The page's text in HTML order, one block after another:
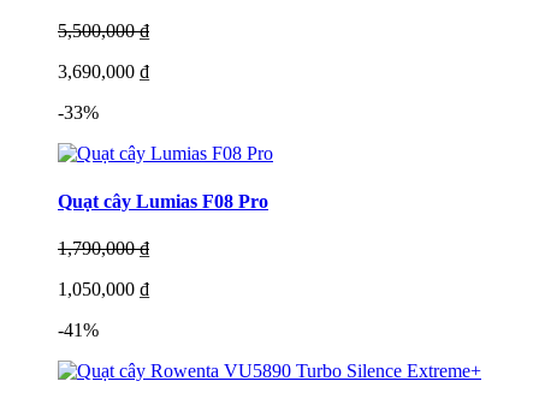
5,500,000 ₫
3,690,000 ₫
-33%
Quạt cây Lumias F08 Pro
1,790,000 ₫
1,050,000 ₫
-41%